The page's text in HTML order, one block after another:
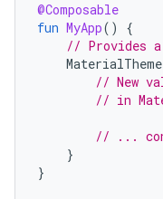
@Composable
fun MyApp()
{
// Provides a
MaterialTheme
// New
// in
// ...
}
}